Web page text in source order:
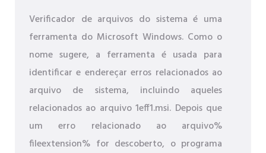
Verificador de arquivos do sistema é uma
ferramenta do Microsoft Windows. Como o
nome sugere, a ferramenta é usada para
identificar e endereçar erros relacionados ao
arquivo de sistema, incluindo aqueles
relacionados ao arquivo 1eff1.msi. Depois que
um erro relacionado ao arquivo%
fileextension% for descoberto, o programa